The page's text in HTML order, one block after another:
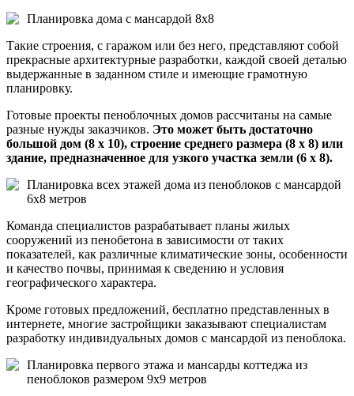
Планировка дома с мансардой 8х8
Такие строения, с гаражом или без него, представляют собой
прекрасные архитектурные разработки, каждой своей деталью
выдержанные в заданном стиле и имеющие грамотную
планировку.
Готовые проекты пеноблочных домов рассчитаны на самые
разные нужды заказчиков. Это может быть достаточно
большой дом (8 х 10), строение среднего размера (8 х 8) или
здание, предназначенное для узкого участка земли (6 х 8).
Планировка всех этажей дома из пеноблоков с мансардой
6х8 метров
Команда специалистов разрабатывает планы жилых
сооружений из пенобетона в зависимости от таких
показателей, как различные климатические зоны, особенности
и качество почвы, принимая к сведению и условия
географического характера.
Кроме готовых предложений, бесплатно представленных в
интернете, многие застройщики заказывают специалистам
разработку индивидуальных домов с мансардой из пеноблока.
Планировка первого этажа и мансарды коттеджа из
пеноблоков размером 9х9 метров